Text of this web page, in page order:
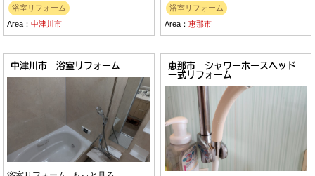
浴室リフォーム
Area：中津川市
浴室リフォーム
Area：恵那市
中津川市 浴室リフォーム
恵那市 シャワーホースヘッド
一式リフォーム